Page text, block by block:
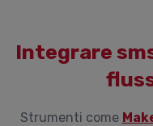
Integrare
Strumenti come